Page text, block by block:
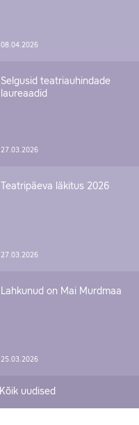
08.04.2026
Selgusid teatriauhindade
laureaadid
27.03.2026
Teatripäeva läkitus 2026
27.03.2026
Lahkunud on Mai Murdmaa
25.03.2026
Kõik uudised